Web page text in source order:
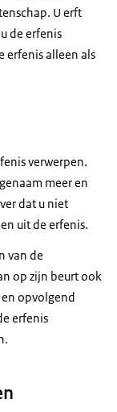
U erft
de erfenis
erfenis alleen als
verwerpen.
meer en
dat u niet
uit de erfenis.
van de
op zijn beurt ook
opvolgend
erfenis